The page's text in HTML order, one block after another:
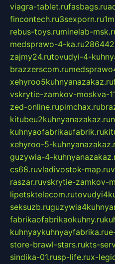
viagra-tablet.rufasbags.ru
fincontech.ru3sexporn.ru
rebus-toys.ruminelab-
medsprawo-4-ka.ru
zajmy24.rutovudyi-4-
brazzerscom.ru
xehyroo5kuhnyanazakaz.ru
vskrytie-zamkov-moskva-
zed-online.rupimchax.ru
kitubeu2kuhnyanazakaz.ru
kuhnyaofabrikaufabrik.ru
xehyroo-5-
guzywia-4-
cs68.ruvladivostok-map.ru
raszar.ruvskrytie-zamkov-
lipetsktelecom.ru
seksuzb.ru
fabrikaofabrikaokuhny.ru
kuhnyaykuhnyayfabrika.ru
store-brawl-stars.rukts-
sindika-01.rusp-life.rux-